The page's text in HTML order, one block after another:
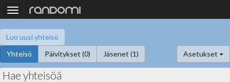
Toggle
navigation
Luo uusi yhteisö
Yhteisö
Päivitykset (0) Jäsenet (1) Asetukset
Hae yhteisöä